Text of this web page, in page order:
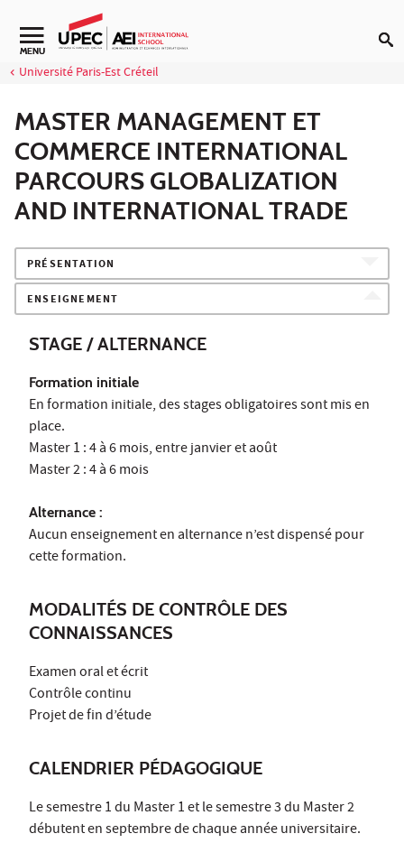
Aller au contenu
Navigation secondaire
MENU
Université Paris-Est Créteil
MASTER MANAGEMENT ET
COMMERCE INTERNATIONAL
PARCOURS GLOBALIZATION
AND INTERNATIONAL TRADE
PRÉSENTATION
ENSEIGNEMENT
STAGE / ALTERNANCE
Formation initiale
En formation initiale, des stages obligatoires sont mis en
place.
Master 1 : 4 à 6 mois, entre janvier et août
Master 2 : 4 à 6 mois
Alternance :
Aucun enseignement en alternance n’est dispensé pour
cette formation.
MODALITÉS DE CONTRÔLE DES
CONNAISSANCES
Examen oral et écrit
Contrôle continu
Projet de fin d’étude
CALENDRIER PÉDAGOGIQUE
Le semestre 1 du Master 1 et le semestre 3 du Master 2
débutent en septembre de chaque année universitaire.